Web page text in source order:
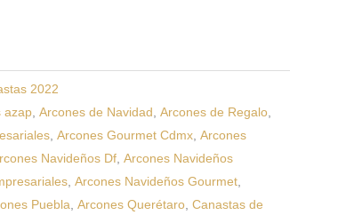
2022
azap, Arcones de Navidad, Arcones de Regalo,
, Arcones Gourmet Cdmx, Arcones
Navideños Df, Arcones Navideños
, Arcones Navideños Gourmet,
Puebla, Arcones Querétaro, Canastas de